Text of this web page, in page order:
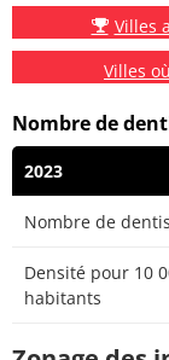
Villes
Villes
Nombre de
2023
Nombre de
Densité pour 10
habitants